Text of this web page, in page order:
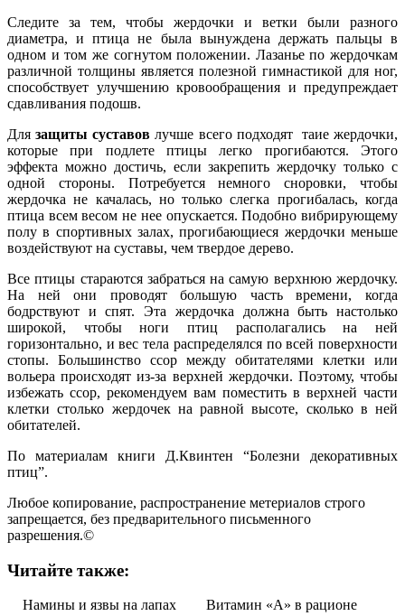
Следите за тем, чтобы жердочки и ветки были разного
диаметра, и птица не была вынуждена держать пальцы в
одном и том же согнутом положении. Лазанье по жердочкам
различной толщины является полезной гимнастикой для ног,
способствует улучшению кровообращения и предупреждает
сдавливания подошв.
Длязащиты суставовлучше всего подходят таие жердочки,
которые при подлете птицы легко прогибаются. Этого
эффекта можно достичь, если закрепить жердочку только с
одной стороны. Потребуется немного сноровки, чтобы
жердочка не качалась, но только слегка прогибалась, когда
птица всем весом не нее опускается. Подобно вибрирующему
полу в спортивных залах, прогибающиеся жердочки меньше
воздействуют на суставы, чем твердое дерево.
Все птицы стараются забраться на самую верхнюю жердочку.
На ней они проводят большую часть времени, когда
бодрствуют и спят. Эта жердочка должна быть настолько
широкой, чтобы ноги птиц располагались на ней
горизонтально, и вес тела распределялся по всей поверхности
стопы. Большинство ссор между обитателями клетки или
вольера происходят из-за верхней жердочки. Поэтому, чтобы
избежать ссор, рекомендуем вам поместить в верхней части
клетки столько жердочек на равной высоте, сколько в ней
обитателей.
По материалам книги Д.Квинтен “Болезни декоративных
птиц”.
Любое копирование, распространение метериалов строго
запрещается, без предварительного письменного
разрешения.©
Читайте также:
Намины и язвы на лапах
Витамин «А» в рационе